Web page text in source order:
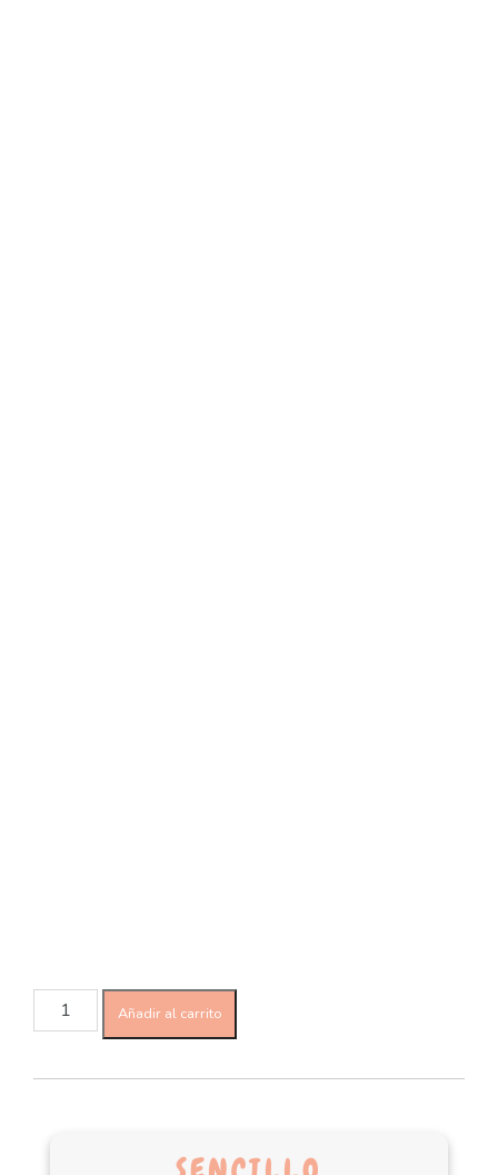
Añadir al carrito